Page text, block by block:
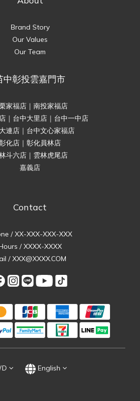
Brand Story
Our Values
Our Team
中彰投雲嘉門市
家福店｜南投家福店
｜台中大里店｜台中一中店
連店｜台中文心家福店
化店｜彰化員林店
斗六店｜雲林虎尾店
嘉義店
Contact
/ XX-XXX-XXX-XXX
/ XXXX-XXXX
/ XXX@XXXX.COM
English